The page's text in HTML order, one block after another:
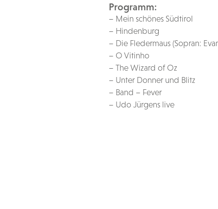
Programm:
– Mein schönes Südtirol
– Hindenburg
– Die Fledermaus (Sopran:
– O Vitinho
– The Wizard of Oz
– Unter Donner und Blitz
– Band – Fever
– Udo Jürgens live